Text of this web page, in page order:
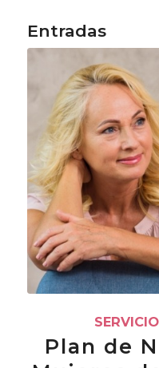
Entradas
Plan de